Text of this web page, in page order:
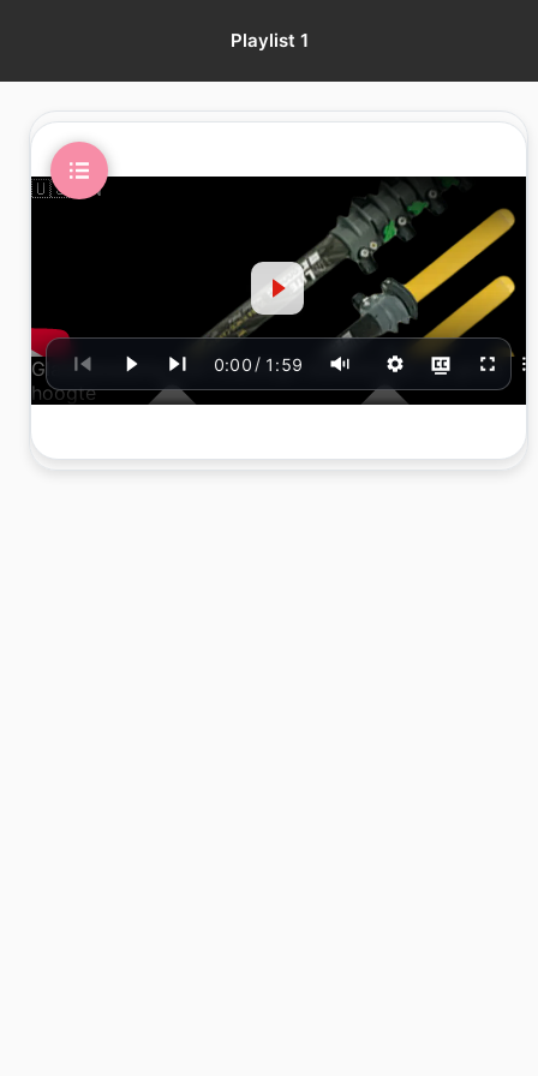
Playlist 1
🇺🇸 EN
Glasbewassing met krachtige waterstralen op grote
hoogte
0:00 / 1:59